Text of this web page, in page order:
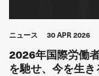
ニュース 30 APR 2026
2026年国際労働
を馳せ、今を生